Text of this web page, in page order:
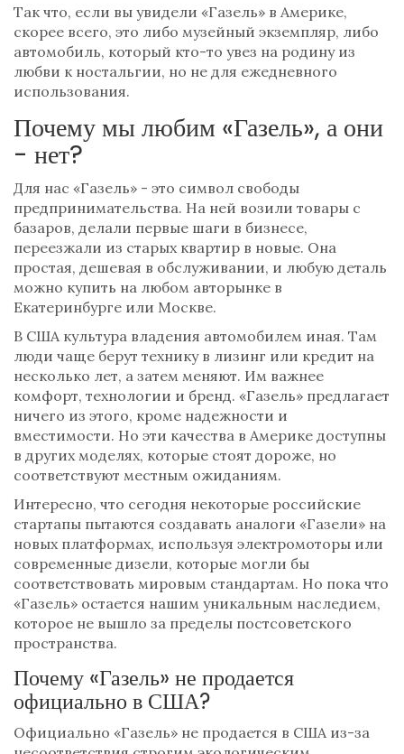
Так что, если вы увидели «Газель» в Америке,
скорее всего, это либо музейный экземпляр, либо
автомобиль, который кто-то увез на родину из
любви к ностальгии, но не для ежедневного
использования.
Почему мы любим «Газель», а они
- нет?
Для нас «Газель» - это символ свободы
предпринимательства. На ней возили товары с
базаров, делали первые шаги в бизнесе,
переезжали из старых квартир в новые. Она
простая, дешевая в обслуживании, и любую деталь
можно купить на любом авторынке в
Екатеринбурге или Москве.
В США культура владения автомобилем иная. Там
люди чаще берут технику в лизинг или кредит на
несколько лет, а затем меняют. Им важнее
комфорт, технологии и бренд. «Газель» предлагает
ничего из этого, кроме надежности и
вместимости. Но эти качества в Америке доступны
в других моделях, которые стоят дороже, но
соответствуют местным ожиданиям.
Интересно, что сегодня некоторые российские
стартапы пытаются создавать аналоги «Газели» на
новых платформах, используя электромоторы или
современные дизели, которые могли бы
соответствовать мировым стандартам. Но пока что
«Газель» остается нашим уникальным наследием,
которое не вышло за пределы постсоветского
пространства.
Почему «Газель» не продается
официально в США?
Официально «Газель» не продается в США из-за